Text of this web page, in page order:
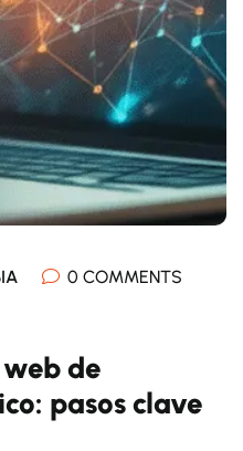
0 COMMENTS
de
pasos clave